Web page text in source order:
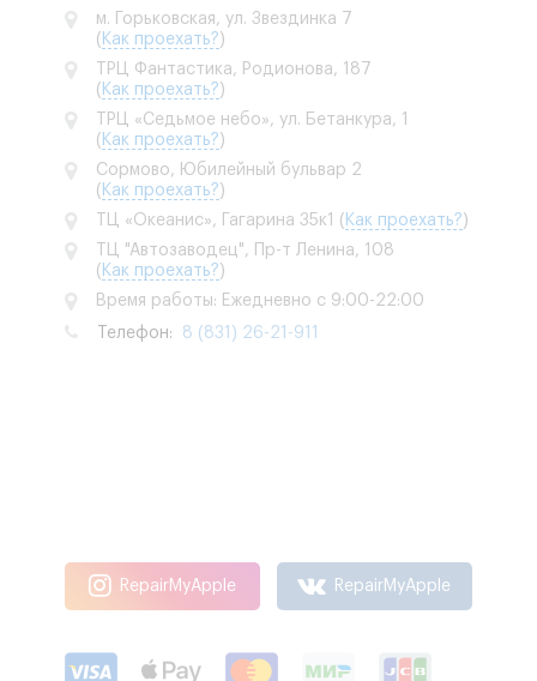
м. Горьковская, ул. Звездинка 7
( Как проехать? )
ТРЦ Фантастика, Родионова, 187
( Как проехать? )
ТРЦ «Седьмое небо», ул. Бетанкура, 1
( Как проехать? )
Сормово, Юбилейный бульвар 2
( Как проехать? )
ТЦ «Океанис», Гагарина 35к1
( Как проехать? )
ТЦ "Автозаводец", Пр-т Ленина, 108
( Как проехать? )
Время работы: Ежедневно с 9:00-22:00
Телефон: 8 (831) 26-21-911
RepairMyApple RepairMyApple